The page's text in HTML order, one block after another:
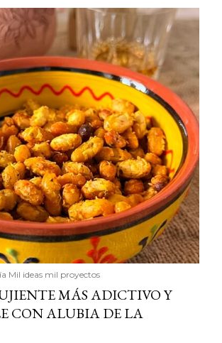
Mil ideas mil proyectos
MÁS ADICTIVO Y
CON ALUBIA DE LA